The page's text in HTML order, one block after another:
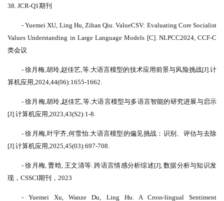
38. JCR-Q1期刊
- Yuemei XU, Ling Hu, Zihan Qiu. ValueCSV: Evaluating Core Socialist
Values Understanding in Large Language Models [C]. NLPCC2024, CCF-C
类会议
- 徐月梅,胡玲,赵佳艺,等.大语言模型的技术应用前景与风险挑战[J].计
算机应用,2024,44(06):1655-1662.
- 徐月梅,胡玲,赵佳艺,等.大语言模型与多语言智能的研究进展与启示
[J].计算机应用,2023,43(S2):1-8.
- 徐月梅,叶宇齐,何雪怡.大语言模型的偏见挑战：识别、评估与去除
[J].计算机应用,2025,45(03):697-708.
- 徐月梅, 曹晗, 王文清等. 跨语言情感分析综述[J], 数据分析与知识发
现，CSSCI期刊，2023
- Yuemei Xu, Wanze Du, Ling Hu. A Cross-lingual Sentiment